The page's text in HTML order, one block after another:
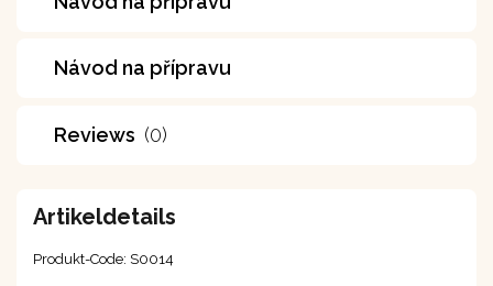
Návod na přípravu
Reviews (0)
Artikeldetails
Produkt-Code: S0014